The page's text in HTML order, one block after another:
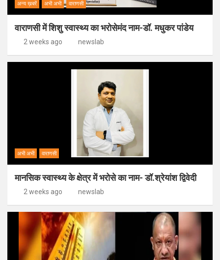
अन्य ख़बरें अभी अभी वाराणसी
वाराणसी में शिशु स्वास्थ्य का भरोसेमंद नाम-डॉ. मधुकर पांडेय
2 weeks ago newslab
अभी अभी वाराणसी
मानसिक स्वास्थ्य के क्षेत्र में भरोसे का नाम- डॉ.श्रेयांश द्विवेदी
2 weeks ago newslab